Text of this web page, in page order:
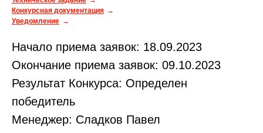
Конкурсная документация
Уведомление
Начало приема заявок: 18.09.2023
Окончание приема заявок: 09.10.2023
Результат Конкурса: Определен
победитель
Менеджер: Сладков Павел